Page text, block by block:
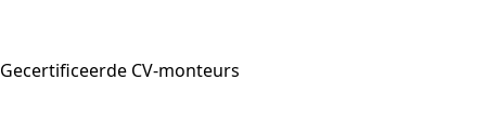
Gecertificeerde CV-monteurs